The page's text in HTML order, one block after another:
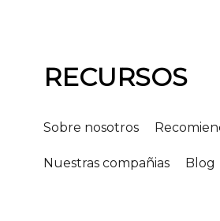
RECURSOS
Sobre nosotros
Nuestras compañias Blog